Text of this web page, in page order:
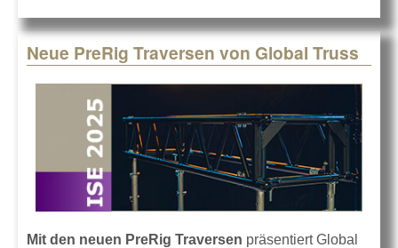
Neue PreRig Traversen von Global Truss
Mit den neuen PreRig Traversen präsentiert Global